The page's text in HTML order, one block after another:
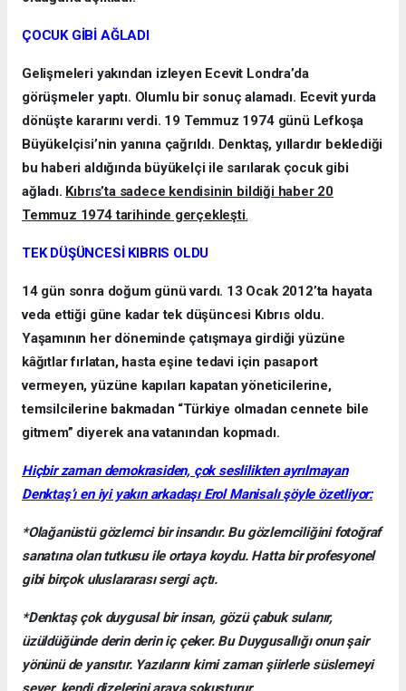
ÇOCUK GİBİ AĞLADI
Gelişmeleri yakından izleyen Ecevit Londra’da
görüşmeler yaptı. Olumlu bir sonuç alamadı. Ecevit yurda
dönüşte kararını verdi. 19 Temmuz 1974 günü Lefkoşa
Büyükelçisi’nin yanına çağrıldı. Denktaş, yıllardır beklediği
bu haberi aldığında büyükelçi ile sarılarak çocuk gibi
ağladı. Kıbrıs’ta sadece kendisinin bildiği haber 20
Temmuz 1974 tarihinde gerçekleşti.
TEK DÜŞÜNCESİ KIBRIS OLDU
14 gün sonra doğum günü vardı. 13 Ocak 2012’ta hayata
veda ettiği güne kadar tek düşüncesi Kıbrıs oldu.
Yaşamının her döneminde çatışmaya girdiği yüzüne
kâğıtlar fırlatan, hasta eşine tedavi için pasaport
vermeyen, yüzüne kapıları kapatan yöneticilerine,
temsilcilerine bakmadan “Türkiye olmadan cennete bile
gitmem” diyerek ana vatanından kopmadı.
Hiçbir zaman demokrasiden, çok seslilikten ayrılmayan
Denktaş’ı en iyi yakın arkadaşı Erol Manisalı şöyle özetliyor:
*Olağanüstü gözlemci bir insandır. Bu gözlemciliğini fotoğraf
sanatına olan tutkusu ile ortaya koydu. Hatta bir profesyonel
gibi birçok uluslararası sergi açtı.
*Denktaş çok duygusal bir insan, gözü çabuk sulanır,
üzüldüğünde derin derin iç çeker. Bu Duygusallığı onun şair
yönünü de yansıtır. Yazılarını kimi zaman şiirlerle süslemeyi